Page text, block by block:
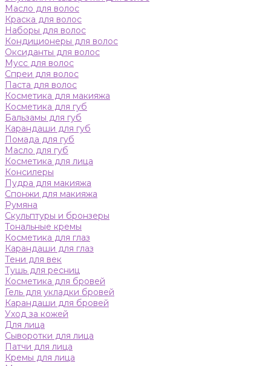
Масло для волос
Краска для волос
Наборы для волос
Кондиционеры для волос
Оксиданты для волос
Мусс для волос
Спреи для волос
Паста для волос
Косметика для макияжа
Косметика для губ
Бальзамы для губ
Карандаши для губ
Помада для губ
Масло для губ
Косметика для лица
Консилеры
Пудра для макияжа
Спонжи для макияжа
Румяна
Скульптуры и бронзеры
Тональные кремы
Косметика для глаз
Карандаши для глаз
Тени для век
Тушь для ресниц
Косметика для бровей
Гель для укладки бровей
Карандаши для бровей
Уход за кожей
Для лица
Сыворотки для лица
Патчи для лица
Кремы для лица